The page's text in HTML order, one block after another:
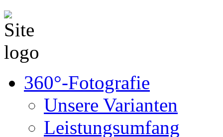
360°-Fotografie
Unsere Varianten
Leistungsumfang